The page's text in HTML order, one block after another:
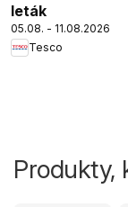
leták
05.08. - 11.08.2026
Tesco
Produkty,